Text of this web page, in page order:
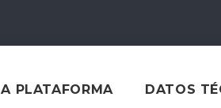
A PLATAFORMA DATOS